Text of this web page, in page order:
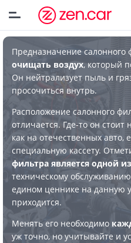
Предназначение
очищать воздух, который
Он нейтрализует пыль и
просочиться внутрь.
Расположение салонного
отличается. Где-то он стоит
как на отечественных
специальную кассету.
фильтра является одной
техническому
едином ценнике на данную
приходится.
Менять его необходимо
уж точно, но учитывайте и